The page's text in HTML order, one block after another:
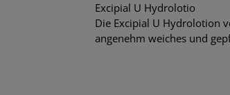
Excipial U Hydrolotio
Die Excipial U Hydrolotion
angenehm weiches und